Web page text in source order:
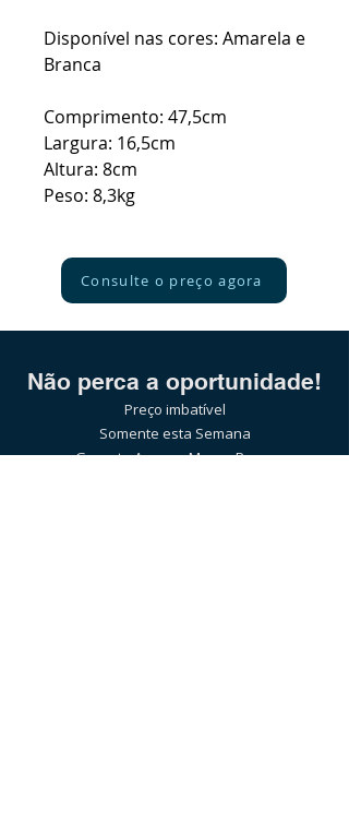
Disponível nas cores: Amarela e
Branca
Comprimento: 47,5cm
Largura: 16,5cm
Altura: 8cm
Peso: 8,3kg
Consulte o preço agora
Não perca a oportunidade!
Preço imbatível
Somente esta Semana
Garanta Agora o Menor Preço